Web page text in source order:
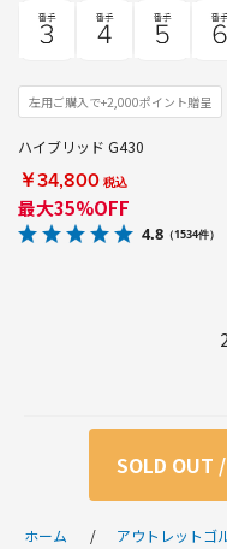
左用ご購入で+2,000ポイント贈呈
ハイブリッド G430
￥34,800 税込
最大35%OFF
4.8 （1534件）
2
SOLD OUT
ホーム アウトレットゴ